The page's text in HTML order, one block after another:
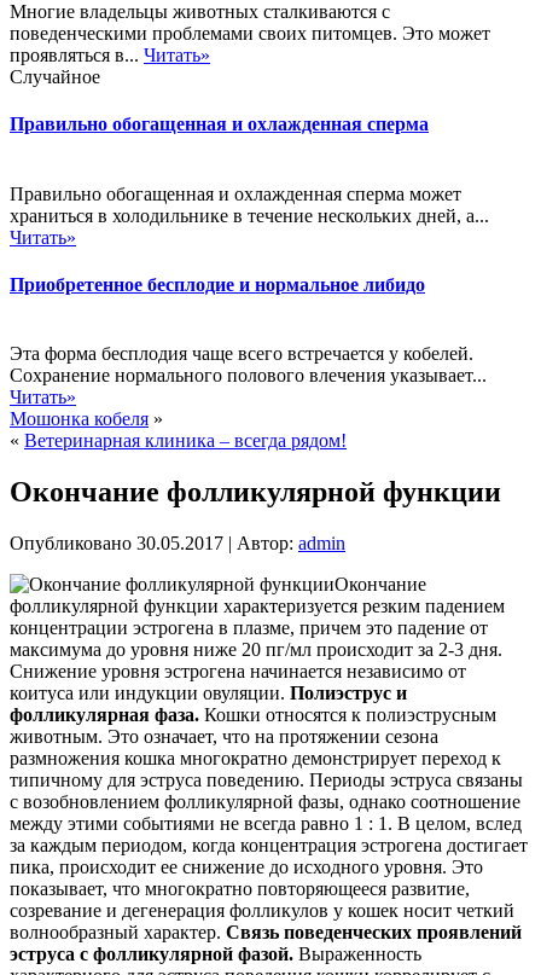
Многие владельцы животных сталкиваются с
поведенческими проблемами своих питомцев. Это может
проявляться в... Читать»
Случайное
Правильно обогащенная и охлажденная сперма
Правильно обогащенная и охлажденная сперма может
храниться в холодильнике в течение нескольких дней, а...
Читать»
Приобретенное бесплодие и нормальное либидо
Эта форма бесплодия чаще всего встречается у кобелей.
Сохранение нормального полового влечения указывает...
Читать»
Мошонка кобеля »
« Ветеринарная клиника – всегда рядом!
Окончание фолликулярной функции
Опубликовано 30.05.2017 | Автор: admin
Окончание
фолликулярной функции характеризуется резким падением
концентрации эстрогена в плазме, причем это падение от
максимума до уровня ниже 20 пг/мл происходит за 2-3 дня.
Снижение уровня эстрогена начинается независимо от
коитуса или индукции овуляции. Полиэструс и
фолликулярная фаза. Кошки относятся к полиэструсным
животным. Это означает, что на протяжении сезона
размножения кошка многократно демонстрирует переход к
типичному для эструса поведению. Периоды эструса связаны
с возобновлением фолликулярной фазы, однако соотношение
между этими событиями не всегда равно 1 : 1. В целом, вслед
за каждым периодом, когда концентрация эстрогена достигает
пика, происходит ее снижение до исходного уровня. Это
показывает, что многократно повторяющееся развитие,
созревание и дегенерация фолликулов у кошек носит четкий
волнообразный характер. Связь поведенческих проявлений
эструса с фолликулярной фазой. Выраженность